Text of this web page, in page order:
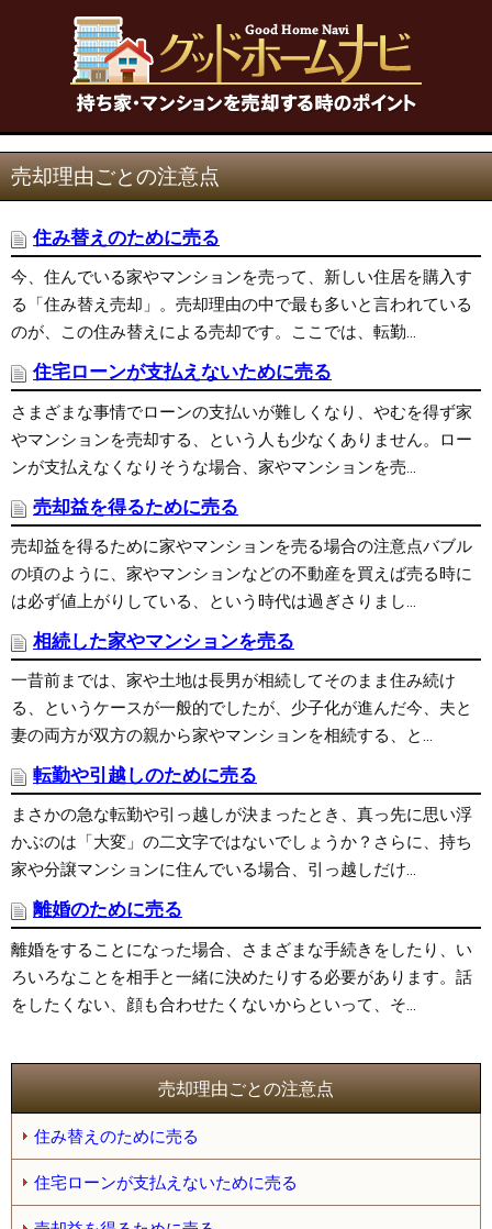
売却理由ごとの注意点
住み替えのために売る
今、住んでいる家やマンションを売って、新しい住居を購入す
る「住み替え売却」。売却理由の中で最も多いと言われている
のが、この住み替えによる売却です。ここでは、転勤...
住宅ローンが支払えないために売る
さまざまな事情でローンの支払いが難しくなり、やむを得ず家
やマンションを売却する、という人も少なくありません。ロー
ンが支払えなくなりそうな場合、家やマンションを売...
売却益を得るために売る
売却益を得るために家やマンションを売る場合の注意点バブル
の頃のように、家やマンションなどの不動産を買えば売る時に
は必ず値上がりしている、という時代は過ぎさりまし...
相続した家やマンションを売る
一昔前までは、家や土地は長男が相続してそのまま住み続け
る、というケースが一般的でしたが、少子化が進んだ今、夫と
妻の両方が双方の親から家やマンションを相続する、と...
転勤や引越しのために売る
まさかの急な転勤や引っ越しが決まったとき、真っ先に思い浮
かぶのは「大変」の二文字ではないでしょうか？さらに、持ち
家や分譲マンションに住んでいる場合、引っ越しだけ...
離婚のために売る
離婚をすることになった場合、さまざまな手続きをしたり、い
ろいろなことを相手と一緒に決めたりする必要があります。話
をしたくない、顔も合わせたくないからといって、そ...
売却理由ごとの注意点
住み替えのために売る
住宅ローンが支払えないために売る